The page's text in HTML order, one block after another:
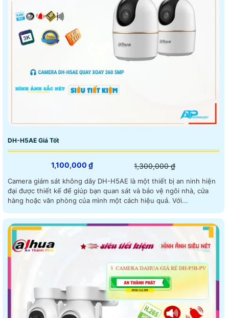
DH-H5AE Giá Tốt
1,100,000 ₫ 1,300,000 ₫
Camera giám sát không dây DH-H5AE là một thiết bị an ninh hiện
đại được thiết kế để giúp bạn quan sát và bảo vệ ngôi nhà, cửa
hàng hoặc văn phòng của mình một cách hiệu quả. Với...